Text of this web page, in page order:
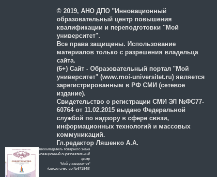
Госуслугах
✅Легитимность выдаваемого
подтверждает лицензия, выданная
Министерством образования РФ.
лицензию
© 2019, АНО ДПО "Инновационный
образовательный центр повышения
квалификации и переподготовки "Мой
университет".
Все права защищены. Использование
материалов только с разрешения владельца
сайта.
(6+) Сайт - Образовательный портал "Мой
университет" (www.moi-universitet.ru) является
зарегистрированным в РФ СМИ (сетевое
издание).
Свидетельство о регистрации СМИ ЭЛ №ФС77-
60764 от 11.02.2015 выдано Федеральной
службой по надзору в сфере связи,
информационных технологий и массовых
коммуникаций.
Гл.редактор Ляшенко А.А.
Правообладатель товарного знака
Инновационный образовательный
цeнтр
"Мой университет"
(свидетельство №671849)